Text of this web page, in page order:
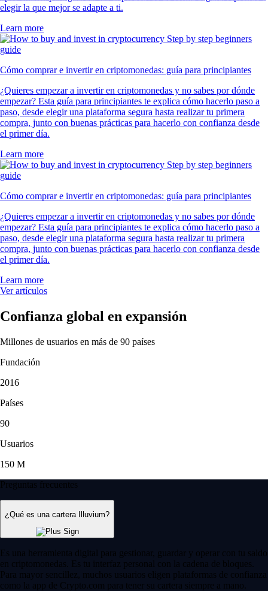
elegir la que mejor se adapte a ti.
Learn more
Cómo comprar e invertir en criptomonedas: guía para principiantes
¿Quieres empezar a invertir en criptomonedas y no sabes por dónde
empezar? Esta guía para principiantes te explica cómo hacerlo paso a
paso, desde elegir una plataforma segura hasta realizar tu primera
compra, junto con buenas prácticas para hacerlo con confianza desde
el primer día.
Learn more
Cómo comprar e invertir en criptomonedas: guía para principiantes
¿Quieres empezar a invertir en criptomonedas y no sabes por dónde
empezar? Esta guía para principiantes te explica cómo hacerlo paso a
paso, desde elegir una plataforma segura hasta realizar tu primera
compra, junto con buenas prácticas para hacerlo con confianza desde
el primer día.
Learn more
Ver artículos
Confianza global en expansión
Millones de usuarios en más de 90 países
Fundación
2016
Países
90
Usuarios
150 M
Preguntas frecuentes
¿Qué es una cartera Illuvium?
Es una herramienta digital para gestionar, guardar y operar con tu saldo
en criptomonedas. Es tu interfaz personal con la cadena de bloques.
Para mayor sencillez, muchos usuarios eligen plataformas de confianza
como la app de Crypto.com para tener su cartera siempre a mano.